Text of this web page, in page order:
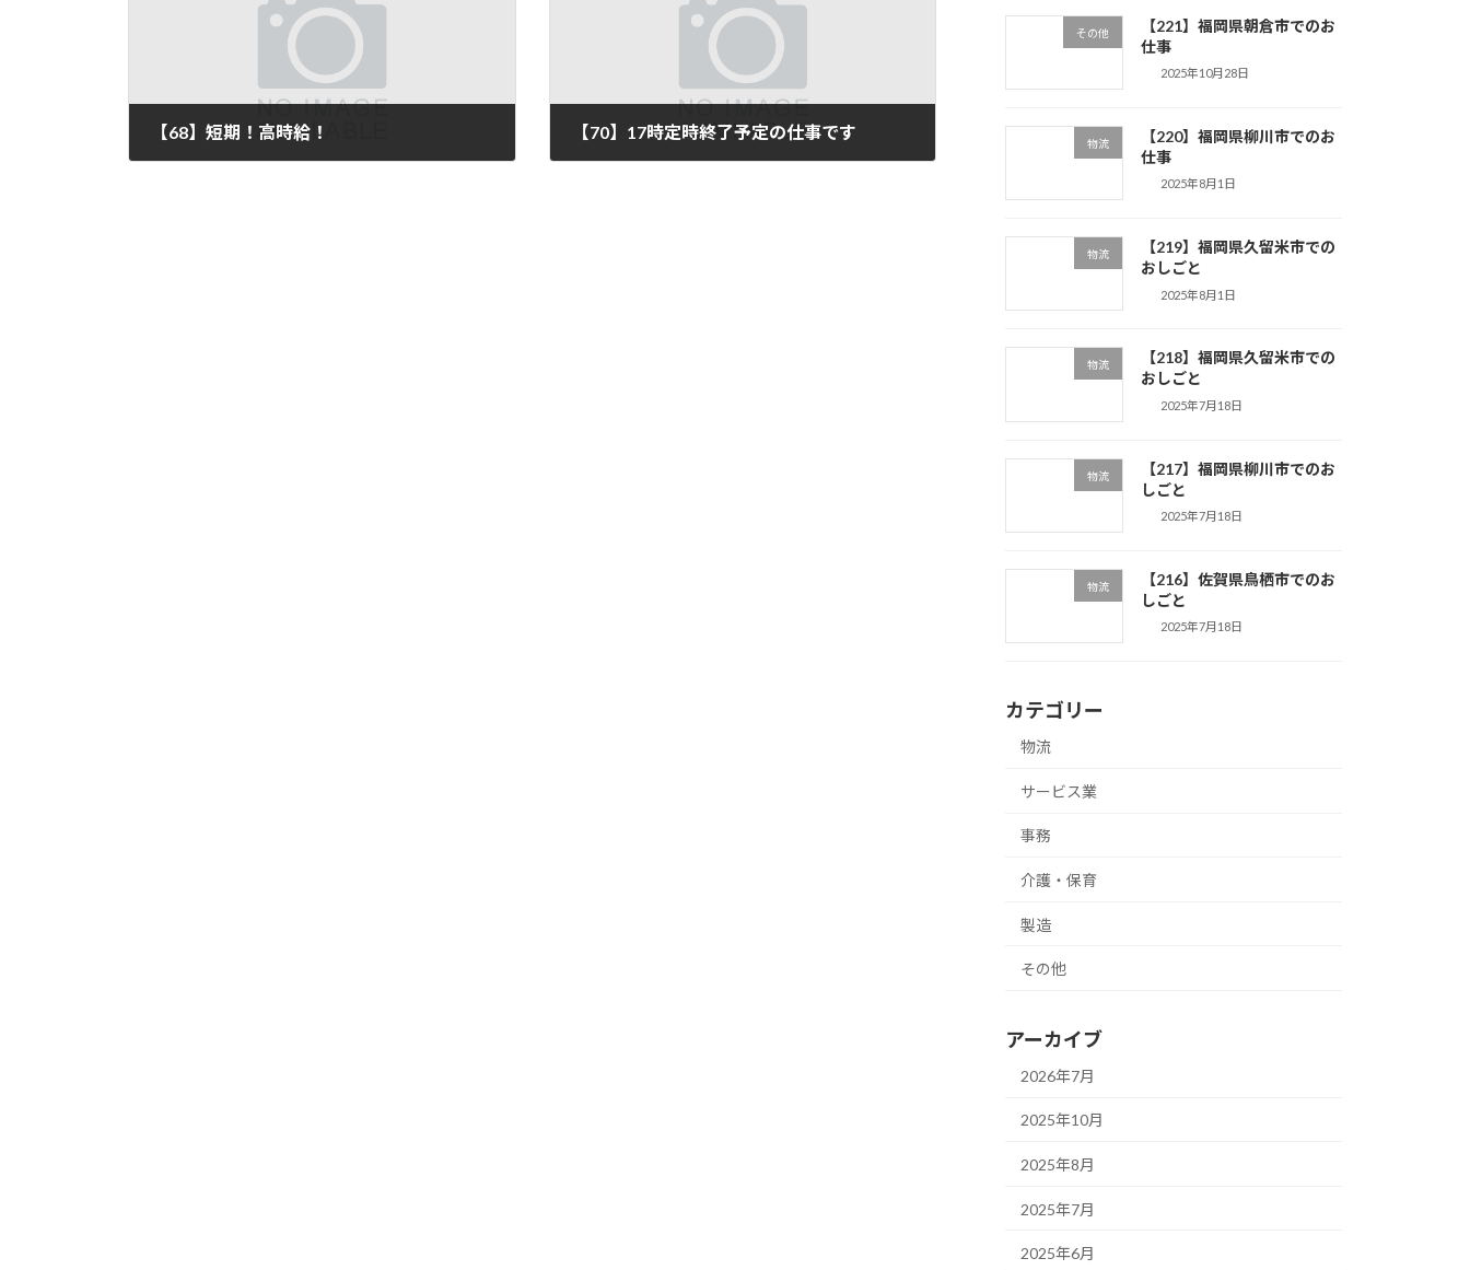
【68】短期！高時給！ 【70】17時定時終了予定の仕事です
その他
【221】福岡県朝倉市でのお
仕事
2025年10月28日
物流
【220】福岡県柳川市でのお
仕事
2025年8月1日
物流
【219】福岡県久留米市での
おしごと
2025年8月1日
物流
【218】福岡県久留米市での
おしごと
2025年7月18日
物流
【217】福岡県柳川市でのお
しごと
2025年7月18日
物流
【216】佐賀県鳥栖市でのお
しごと
2025年7月18日
カテゴリー
物流
サービス業
事務
介護・保育
製造
その他
アーカイブ
2026年7月
2025年10月
2025年8月
2025年7月
2025年6月